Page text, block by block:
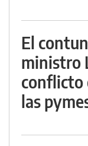
El
ministro
conflicto
las